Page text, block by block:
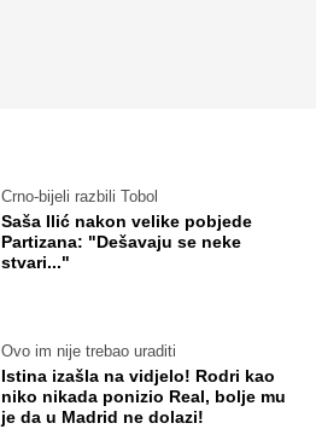
Crno-bijeli razbili Tobol
Saša Ilić nakon velike pobjede
Partizana: "Dešavaju se neke
stvari..."
Ovo im nije trebao uraditi
Istina izašla na vidjelo! Rodri kao
niko nikada ponizio Real, bolje mu
je da u Madrid ne dolazi!